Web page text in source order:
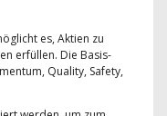
es, Aktien zu
erfüllen. Die Basis-
Quality, Safety,